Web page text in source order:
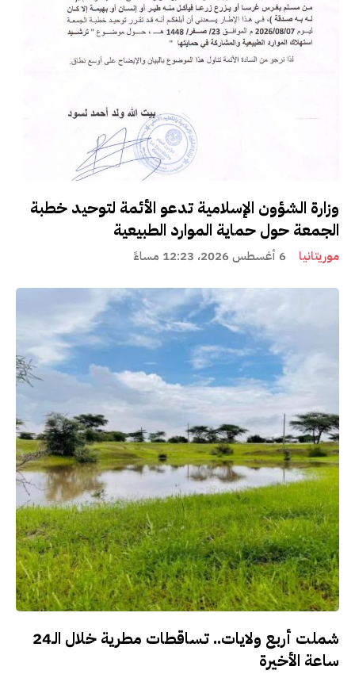
وزارة الشؤون الإسلامية تدعو الأئمة لتوحيد خطبة
الجمعة حول حماية الموارد الطبيعية
موريتانيا 6 أغسطس 2026، 12:23 مساءً
شملت أربع ولايات.. تساقطات مطرية خلال الـ24
ساعة الأخيرة